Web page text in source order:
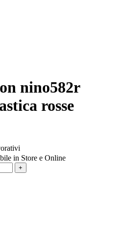
nino582r
rosse
in Store e Online
+